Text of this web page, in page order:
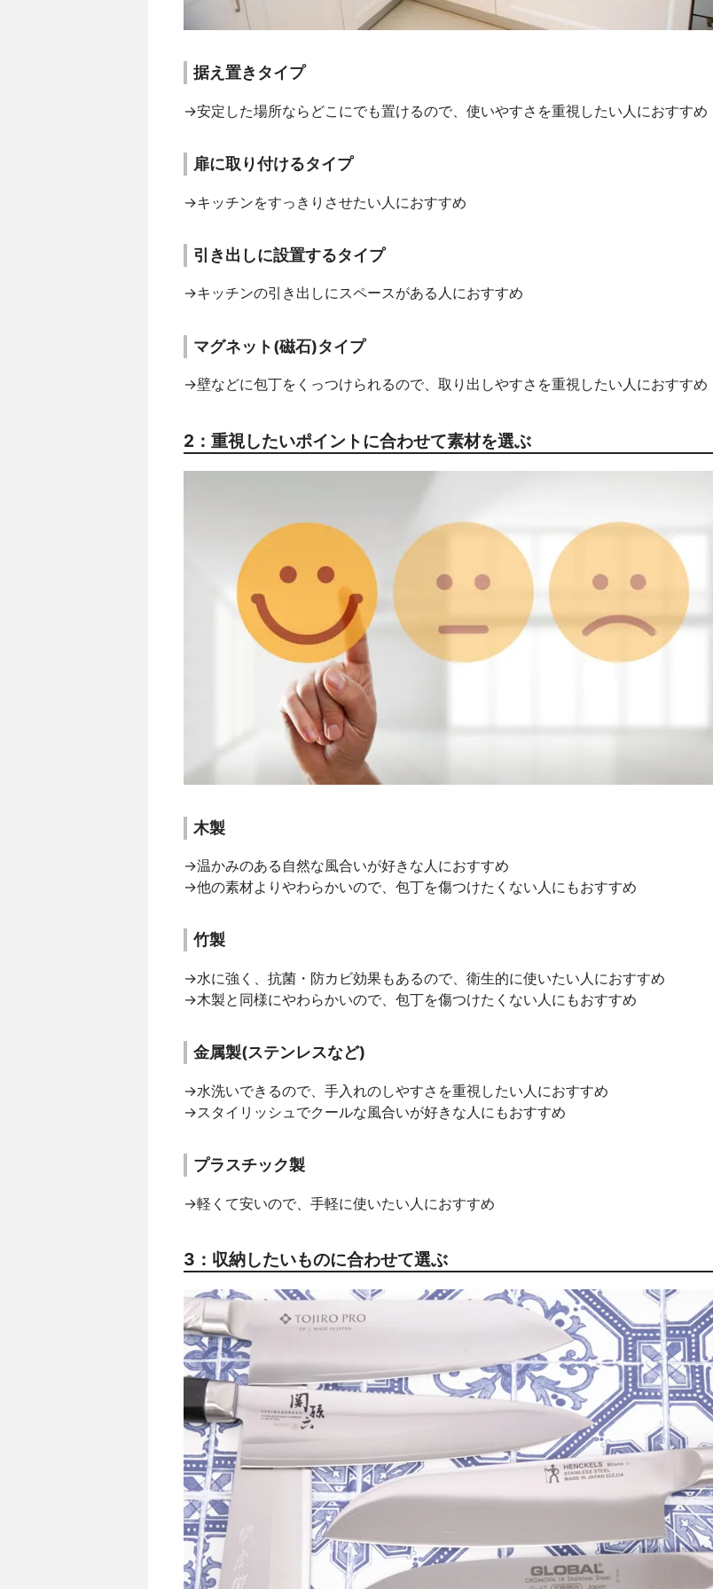
据え置きタイプ
→安定した場所ならどこにでも置けるので、使いやすさを重視したい人におすすめ
扉に取り付けるタイプ
→キッチンをすっきりさせたい人におすすめ
引き出しに設置するタイプ
→キッチンの引き出しにスペースがある人におすすめ
マグネット(磁石)タイプ
→壁などに包丁をくっつけられるので、取り出しやすさを重視したい人におすすめ
2：重視したいポイントに合わせて素材を選ぶ
木製
→温かみのある自然な風合いが好きな人におすすめ
→他の素材よりやわらかいので、包丁を傷つけたくない人にもおすすめ
竹製
→水に強く、抗菌・防カビ効果もあるので、衛生的に使いたい人におすすめ
→木製と同様にやわらかいので、包丁を傷つけたくない人にもおすすめ
金属製(ステンレスなど)
→水洗いできるので、手入れのしやすさを重視したい人におすすめ
→スタイリッシュでクールな風合いが好きな人にもおすすめ
プラスチック製
→軽くて安いので、手軽に使いたい人におすすめ
3：収納したいものに合わせて選ぶ